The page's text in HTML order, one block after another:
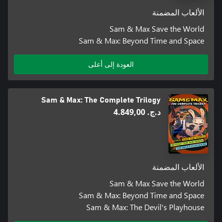
الألعاب المضمنة
Sam & Max Save the World
Sam & Max: Beyond Time and Space
العودة إلى أعلى
Sam & Max: The Complete Trilogy
د.ج.‏ 4.849,00
الألعاب المضمنة
Sam & Max Save the World
Sam & Max: Beyond Time and Space
Sam & Max: The Devil's Playhouse